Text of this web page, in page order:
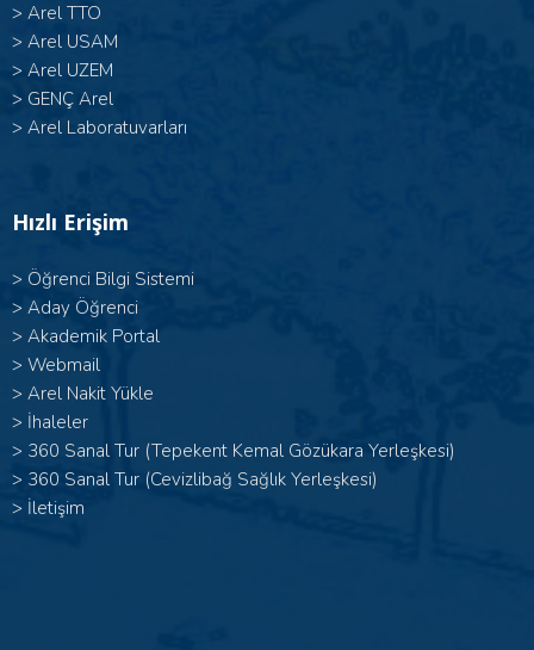
> Arel TTO
> Arel USAM
> Arel UZEM
> GENÇ Arel
> Arel Laboratuvarları
Hızlı Erişim
> Öğrenci Bilgi Sistemi
> Aday Öğrenci
> Akademik Portal
> Webmail
> Arel Nakit Yükle
> İhaleler
> 360 Sanal Tur (Tepekent Kemal Gözükara Yerleşkesi)
> 360 Sanal Tur (Cevizlibağ Sağlık Yerleşkesi)
> İletişim